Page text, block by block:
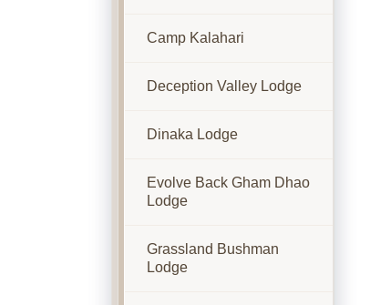
Camp Kalahari
Deception Valley Lodge
Dinaka Lodge
Evolve Back Gham Dhao
Lodge
Grassland Bushman
Lodge